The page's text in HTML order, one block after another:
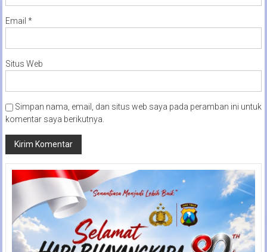
Email *
Situs Web
Simpan nama, email, dan situs web saya pada peramban ini untuk
komentar saya berikutnya.